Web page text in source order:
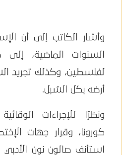
وأشار الكاتب إلى أن
السنوات الماضية، إلى
لفلسطين، وكذلك تجريد
أرضه بكل السُبل.
ونظرًا للإجراءات
كورونا، وقرار جهات
استأنف صالون نون الأدبي